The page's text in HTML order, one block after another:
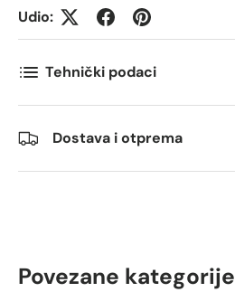
Kommentarer
Udio:
Tehnički podaci
Dostava i otprema
Povezane kategorije